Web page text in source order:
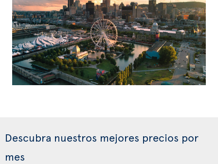
Descubra nuestros mejores precios por
mes